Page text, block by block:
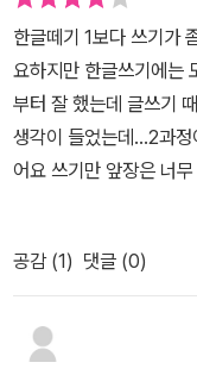
한글떼기 1보다 쓰기가
요하지만 한글쓰기에는
부터 잘 했는데 글쓰기
생각이 들었는데...2과
어요 쓰기만 앞장은 너
공감 (1) 댓글 (0)